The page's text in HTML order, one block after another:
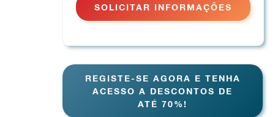
SOLICITAR INFORMAÇÕES
REGISTE-SE AGORA E TENHA
ACESSO A DESCONTOS DE
ATÉ 70%!